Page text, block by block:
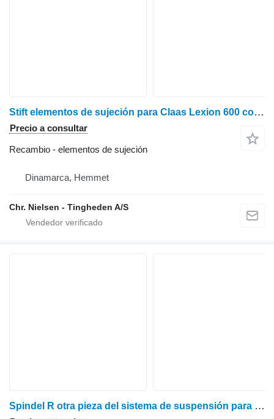
Stift elementos de sujeción para Claas Lexion 600 cosechadora de cereales
Precio a consultar
Recambio - elementos de sujeción
Dinamarca, Hemmet
Chr. Nielsen - Tingheden A/S
Spindel R otra pieza del sistema de suspensión para Claas Dominator 76 cosechadora de cereales